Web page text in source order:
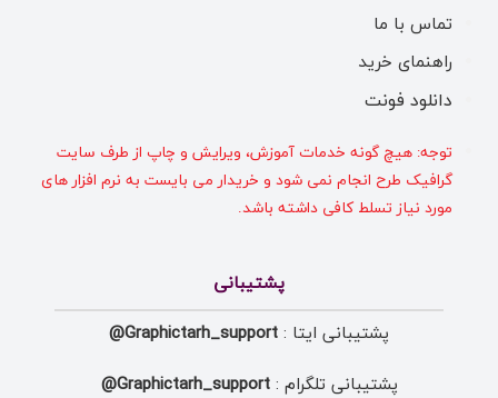
تماس با ما
راهنمای خرید
دانلود فونت
توجه: هیچ گونه خدمات آموزش، ویرایش و چاپ از طرف سایت
گرافیک طرح انجام نمی شود و خریدار می بایست به نرم افزار های
مورد نیاز تسلط کافی داشته باشد.
پشتیبانی
پشتیبانی ایتا : Graphictarh_support@
پشتیبانی تلگرام :Graphictarh_support@